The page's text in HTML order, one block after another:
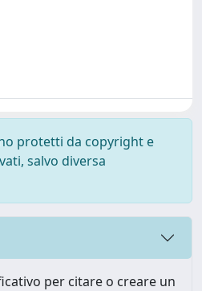
protetti da copyright e
salvo diversa
per citare o creare un